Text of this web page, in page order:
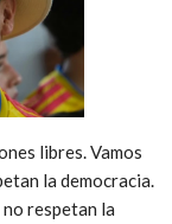
libres. Vamos
la democracia.
respetan la